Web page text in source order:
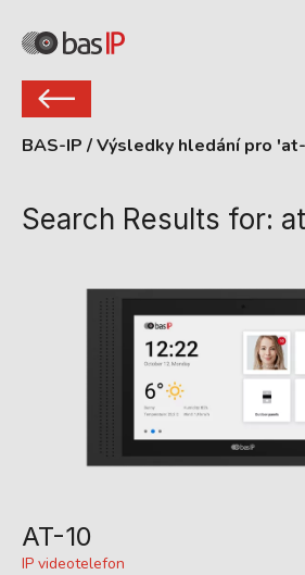
BAS-IP /Výsledky hledání pro
Search Results for:
AT-10
IP videotelefon